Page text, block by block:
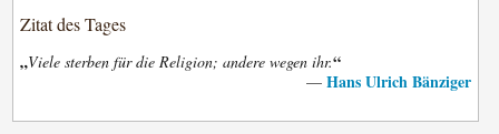
Zitat des Tages
„Viele sterben für die Religion; andere wegen ihr.“
— Hans Ulrich Bänziger